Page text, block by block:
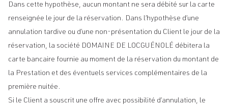
Dans cette hypothèse, aucun montant ne sera débité sur la carte
renseignée le jour de la réservation. Dans l’hypothèse d’une
annulation tardive ou d’une non-présentation du Client le jour de la
réservation, la société DOMAINE DE LOCGUÉNOLÉ débitera la
carte bancaire fournie au moment de la réservation du montant de
la Prestation et des éventuels services complémentaires de la
première nuitée.
Si le Client a souscrit une offre avec possibilité d’annulation, le